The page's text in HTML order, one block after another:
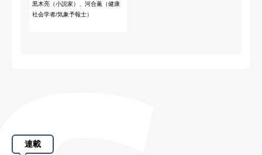
黒木亮（小説家）、河合薫（健康
社会学者/気象予報士）
連載